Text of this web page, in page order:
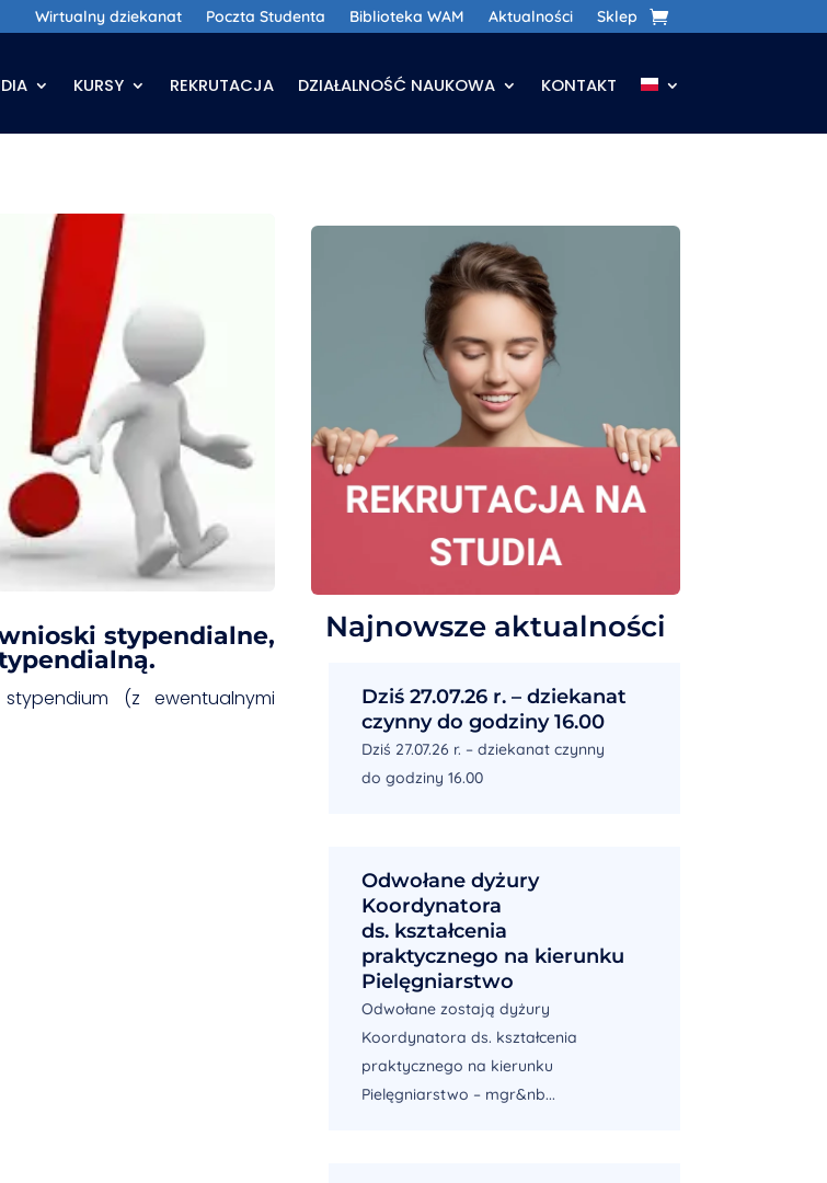
Wirtualny dziekanat Poczta Studenta Biblioteka WAM Aktualności Sklep
KURSY REKRUTACJA DZIAŁALNOŚĆ NAUKOWA KONTAKT
stypendialne,
(z ewentualnymi
Najnowsze aktualności
Dziś 27.07.26 r. – dziekanat
czynny do godziny 16.00
Dziś 27.07.26 r. – dziekanat czynny
do godziny 16.00
Odwołane dyżury
Koordynatora
ds. kształcenia
praktycznego na kierunku
Pielęgniarstwo
Odwołane zostają dyżury
Koordynatora ds. kształcenia
praktycznego na kierunku
Pielęgniarstwo – mgr&nb...